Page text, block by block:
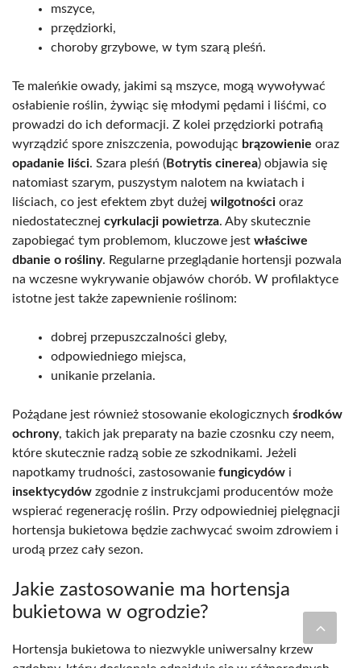
mszyce,
przędziorki,
choroby grzybowe, w tym szarą pleśń.
Te maleńkie owady, jakimi są mszyce, mogą wywoływać
osłabienie roślin, żywiąc się młodymi pędami i liśćmi, co
prowadzi do ich deformacji. Z kolei przędziorki potrafią
wyrządzić spore zniszczenia, powodując brązowienie oraz
opadanie liści. Szara pleśń (Botrytis cinerea) objawia się
natomiast szarym, puszystym nalotem na kwiatach i
liściach, co jest efektem zbyt dużej wilgotności oraz
niedostatecznej cyrkulacji powietrza. Aby skutecznie
zapobiegać tym problemom, kluczowe jest właściwe
dbanie o rośliny. Regularne przeglądanie hortensji pozwala
na wczesne wykrywanie objawów chorób. W profilaktyce
istotne jest także zapewnienie roślinom:
dobrej przepuszczalności gleby,
odpowiedniego miejsca,
unikanie przelania.
Pożądane jest również stosowanie ekologicznych środków
ochrony, takich jak preparaty na bazie czosnku czy neem,
które skutecznie radzą sobie ze szkodnikami. Jeżeli
napotkamy trudności, zastosowanie fungicydów i
insektycydów zgodnie z instrukcjami producentów może
wspierać regenerację roślin. Przy odpowiedniej pielęgnacji
hortensja bukietowa będzie zachwycać swoim zdrowiem i
urodą przez cały sezon.
Jakie zastosowanie ma hortensja
bukietowa w ogrodzie?
Hortensja bukietowa to niezwykle uniwersalny krzew